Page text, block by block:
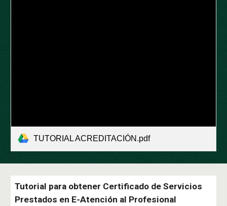
TUTORIAL ACREDITACIÓN.pdf
Tutorial para obtener Certificado de Servicios
Prestados en E-Atención al Profesional